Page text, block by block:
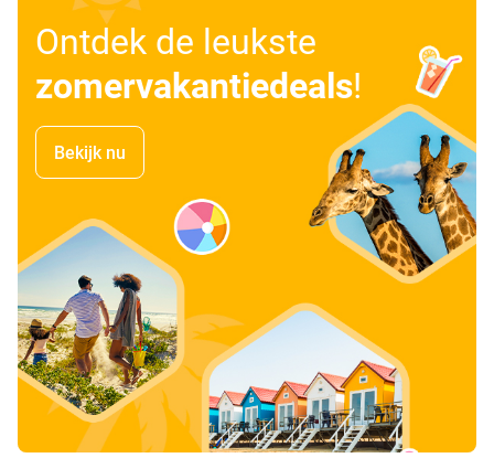
Ontdek de leukste
zomervakantiedeals!
Bekijk nu